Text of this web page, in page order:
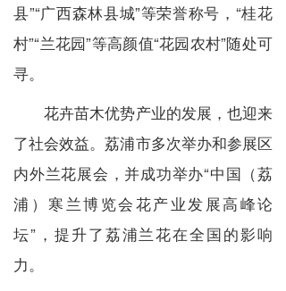
县”“广西森林县城”等荣誉称号，“桂花
村”“兰花园”等高颜值“花园农村”随处可
寻。
花卉苗木优势产业的发展，也迎来
了社会效益。荔浦市多次举办和参展区
内外兰花展会，并成功举办“中国（荔
浦）寒兰博览会花产业发展高峰论
坛”，提升了荔浦兰花在全国的影响
力。